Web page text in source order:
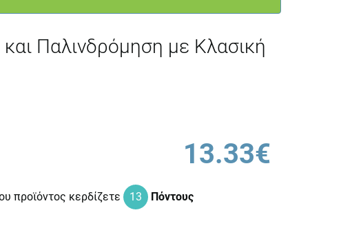
Παλινδρόμηση με Κλασική
13.33€
προϊόντος κερδίζετε 13 Πόντους